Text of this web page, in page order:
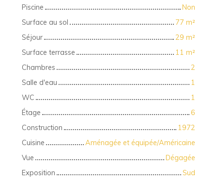
Piscine
Non
Surface au sol
77 m²
Séjour
29 m²
Surface terrasse
11 m²
Chambres
2
Salle d'eau
1
WC
1
Étage
6
Construction
1972
Cuisine
Aménagée et équipée/Américaine
Vue
Dégagée
Exposition
Sud